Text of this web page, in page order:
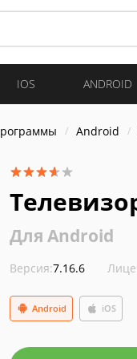
IOS ANDROID
Android
Для Android
Версия:7.16.6
iOS
Android